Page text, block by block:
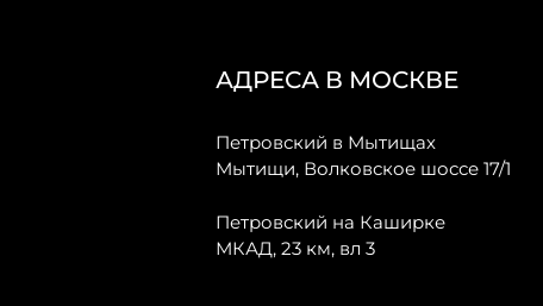
АДРЕСА В МОСКВЕ
Петровский в Мытищах
Мытищи, Волковское шоссе 17/1
Петровский на Каширке
МКАД, 23 км, вл 3